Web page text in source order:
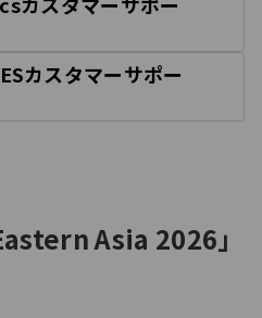
カスタマーサポー
く
Asia 2026」